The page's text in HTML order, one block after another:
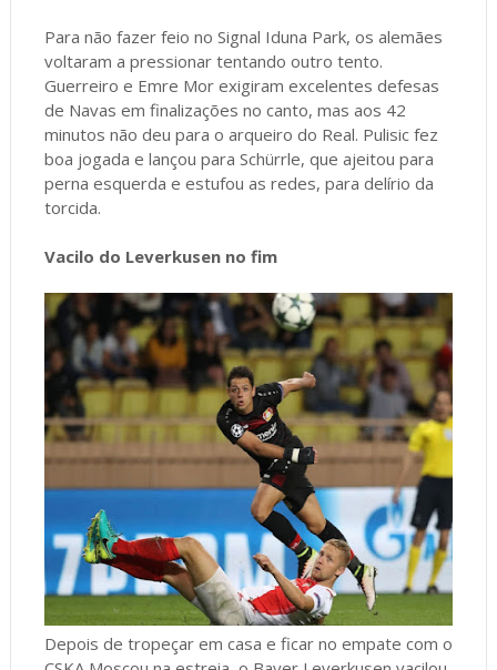
Para não fazer feio no Signal Iduna Park, os alemães
voltaram a pressionar tentando outro tento.
Guerreiro e Emre Mor exigiram excelentes defesas
de Navas em finalizações no canto, mas aos 42
minutos não deu para o arqueiro do Real. Pulisic fez
boa jogada e lançou para Schürrle, que ajeitou para
perna esquerda e estufou as redes, para delírio da
torcida.
Vacilo do Leverkusen no fim
Depois de tropeçar em casa e ficar no empate com o